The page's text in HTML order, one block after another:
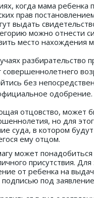
когда мама ребенка
прав
выдать
можно отнести
место нахождения
разбирательство
без
одобрение.
отцовство, может
но для
суда, в котором
ему отцом.
может
присутствия.
от ребенка на
подписью под